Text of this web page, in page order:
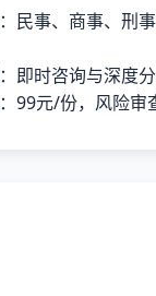
：民事、商事、刑
：即时咨询与深度
：99元/份，风险审